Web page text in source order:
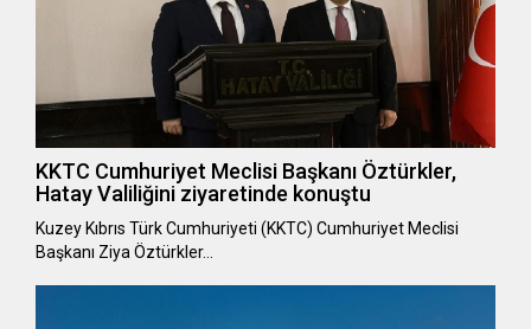
KKTC Cumhuriyet Meclisi Başkanı Öztürkler,
Hatay Valiliğini ziyaretinde konuştu
Kuzey Kıbrıs Türk Cumhuriyeti (KKTC) Cumhuriyet Meclisi
Başkanı Ziya Öztürkler…